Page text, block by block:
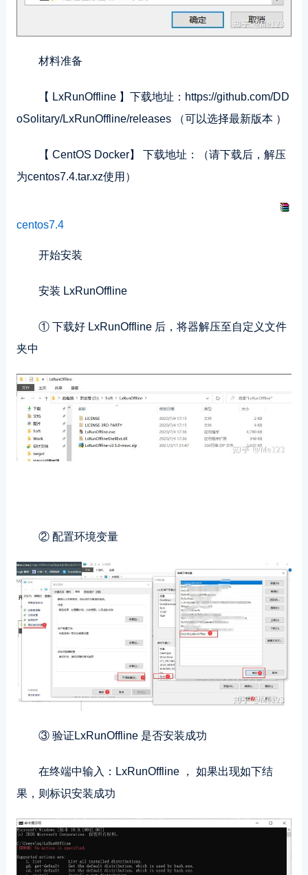
材料准备
【 LxRunOffline 】下载地址：https://github.com/DD
oSolitary/LxRunOffline/releases （可以选择最新版本 ）
【 CentOS Docker】 下载地址：（请下载后，解压
为centos7.4.tar.xz使用）
centos7.4
开始安装
安装 LxRunOffline
① 下载好 LxRunOffline 后，将器解压至自定义文件
夹中
② 配置环境变量
③ 验证LxRunOffline 是否安装成功
在终端中输入：LxRunOffline ， 如果出现如下结
果，则标识安装成功